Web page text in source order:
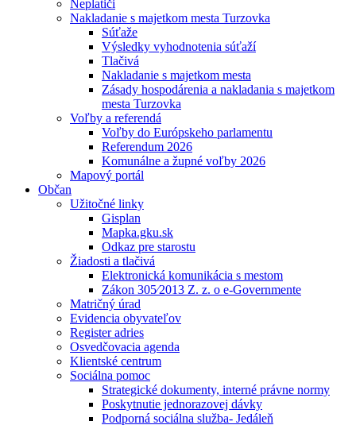
Neplatiči
Nakladanie s majetkom mesta Turzovka
Súťaže
Výsledky vyhodnotenia súťaží
Tlačivá
Nakladanie s majetkom mesta
Zásady hospodárenia a nakladania s majetkom
mesta Turzovka
Voľby a referendá
Voľby do Európskeho parlamentu
Referendum 2026
Komunálne a župné voľby 2026
Mapový portál
Občan
Užitočné linky
Gisplan
Mapka.gku.sk
Odkaz pre starostu
Žiadosti a tlačivá
Elektronická komunikácia s mestom
Zákon 305⁄2013 Z. z. o e-Governmente
Matričný úrad
Evidencia obyvateľov
Register adries
Osvedčovacia agenda
Klientské centrum
Sociálna pomoc
Strategické dokumenty, interné právne normy
Poskytnutie jednorazovej dávky
Podporná sociálna služba- Jedáleň